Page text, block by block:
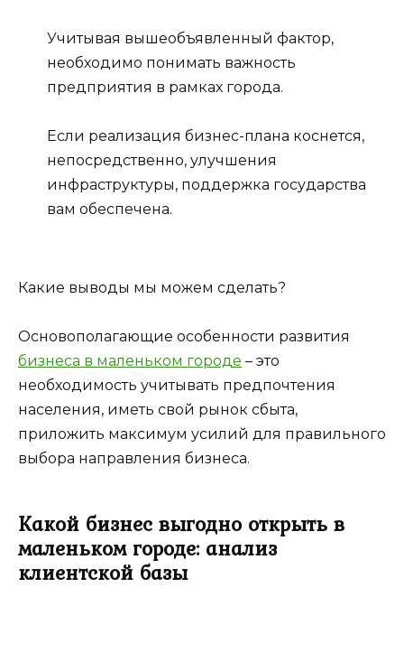
Учитывая вышеобъявленный фактор,
необходимо понимать важность
предприятия в рамках города.
Если реализация бизнес-плана коснется,
непосредственно, улучшения
инфраструктуры, поддержка государства
вам обеспечена.
Какие выводы мы можем сделать?
Основополагающие особенности развития
бизнеса в маленьком городе – это
необходимость учитывать предпочтения
населения, иметь свой рынок сбыта,
приложить максимум усилий для правильного
выбора направления бизнеса.
Какой бизнес выгодно открыть в
маленьком городе: анализ
клиентской базы